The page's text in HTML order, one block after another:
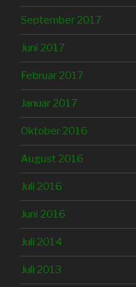
September 2017
Juni 2017
Februar 2017
Januar 2017
Oktober 2016
August 2016
Juli 2016
Juni 2016
Juli 2014
Juli 2013